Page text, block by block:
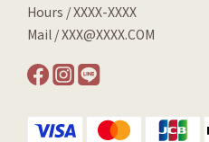
Hours / XXXX-XXXX
Mail / XXX@XXXX.COM